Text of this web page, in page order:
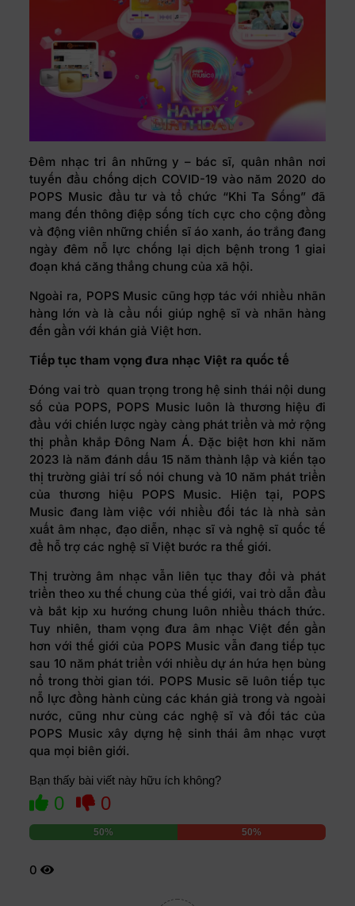
Đêm nhạc tri ân những y – bác sĩ, quân nhân nơi
tuyến đầu chống dịch COVID-19 vào năm 2020 do
POPS Music đầu tư và tổ chức “Khi Ta Sống” đã
mang đến thông điệp sống tích cực cho cộng đồng
và động viên những chiến sĩ áo xanh, áo trắng đang
ngày đêm nỗ lực chống lại dịch bệnh trong 1 giai
đoạn khá căng thẳng chung của xã hội.
Ngoài ra, POPS Music cũng hợp tác với nhiều nhãn
hàng lớn và là cầu nối giúp nghệ sĩ và nhãn hàng
đến gần với khán giả Việt hơn.
Tiếp tục tham vọng đưa nhạc Việt ra quốc tế
Đóng vai trò quan trọng trong hệ sinh thái nội dung
số của POPS, POPS Music luôn là thương hiệu đi
đầu với chiến lược ngày càng phát triển và mở rộng
thị phần khắp Đông Nam Á. Đặc biệt hơn khi năm
2023 là năm đánh dấu 15 năm thành lập và kiến tạo
thị trường giải trí số nói chung và 10 năm phát triển
của thương hiệu POPS Music. Hiện tại, POPS
Music đang làm việc với nhiều đối tác là nhà sản
xuất âm nhạc, đạo diễn, nhạc sĩ và nghệ sĩ quốc tế
để hỗ trợ các nghệ sĩ Việt bước ra thế giới.
Thị trường âm nhạc vẫn liên tục thay đổi và phát
triển theo xu thế chung của thế giới, vai trò dẫn đầu
và bắt kịp xu hướng chung luôn nhiều thách thức.
Tuy nhiên, tham vọng đưa âm nhạc Việt đến gần
hơn với thế giới của POPS Music vẫn đang tiếp tục
sau 10 năm phát triển với nhiều dự án hứa hẹn bùng
nổ trong thời gian tới. POPS Music sẽ luôn tiếp tục
nỗ lực đồng hành cùng các khán giả trong và ngoài
nước, cũng như cùng các nghệ sĩ và đối tác của
POPS Music xây dựng hệ sinh thái âm nhạc vượt
qua mọi biên giới.
Bạn thấy bài viết này hữu ích không?
0 0
50% 50%
0